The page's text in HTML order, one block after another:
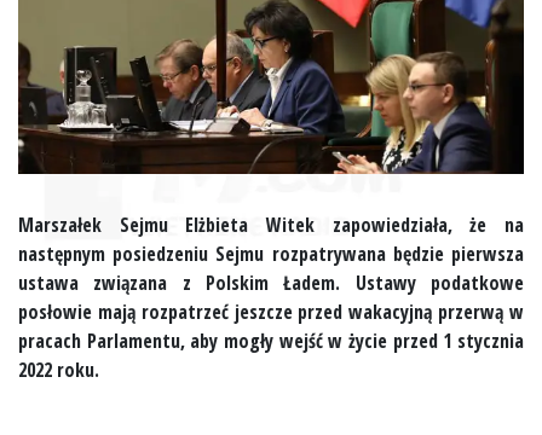
Marszałek Sejmu Elżbieta Witek zapowiedziała, że na
następnym posiedzeniu Sejmu rozpatrywana będzie pierwsza
ustawa związana z Polskim Ładem. Ustawy podatkowe
posłowie mają rozpatrzeć jeszcze przed wakacyjną przerwą w
pracach Parlamentu, aby mogły wejść w życie przed 1 stycznia
2022 roku.